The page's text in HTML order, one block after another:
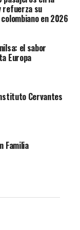
y los
Acosta – Yo
que se vivió en
su padre y uno
el secuestro de
comenzó su
telenovelas y
su
los Sapos,
refuerza su
en 2026
el sabor
Europa
Cervantes
Familia